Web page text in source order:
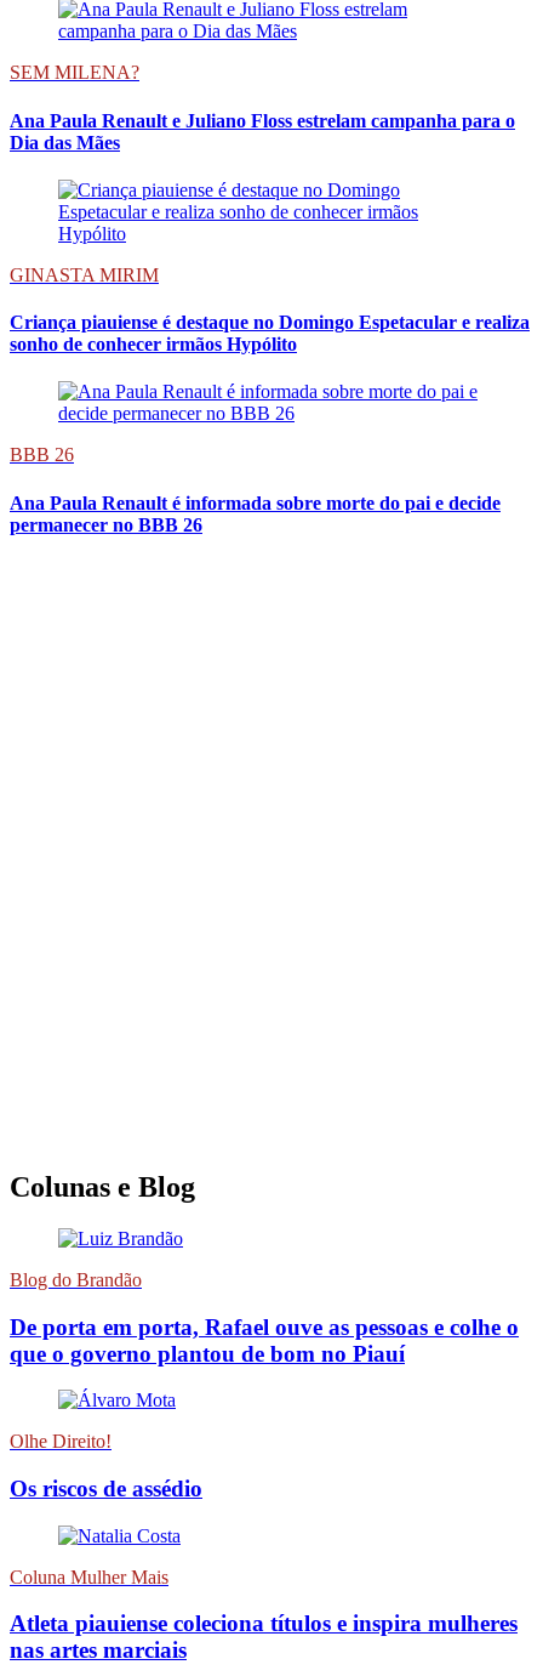
SEM MILENA?
Ana Paula Renault e Juliano Floss estrelam campanha para o
Dia das Mães
GINASTA MIRIM
Criança piauiense é destaque no Domingo Espetacular e realiza
sonho de conhecer irmãos Hypólito
BBB 26
Ana Paula Renault é informada sobre morte do pai e decide
permanecer no BBB 26
Colunas e Blog
Blog do Brandão
De porta em porta, Rafael ouve as pessoas e colhe o
que o governo plantou de bom no Piauí
Olhe Direito!
Os riscos de assédio
Coluna Mulher Mais
Atleta piauiense coleciona títulos e inspira mulheres
nas artes marciais